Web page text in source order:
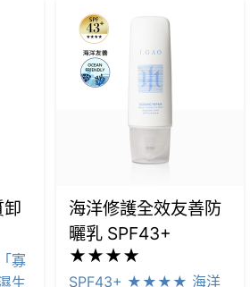
寡
生
海洋修護全效友善防
曬乳 SPF43+
★★★★
SPF43+ ★★★★ 海洋